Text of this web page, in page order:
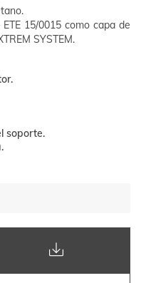
15/0015 como capa de
SYSTEM.
soporte.